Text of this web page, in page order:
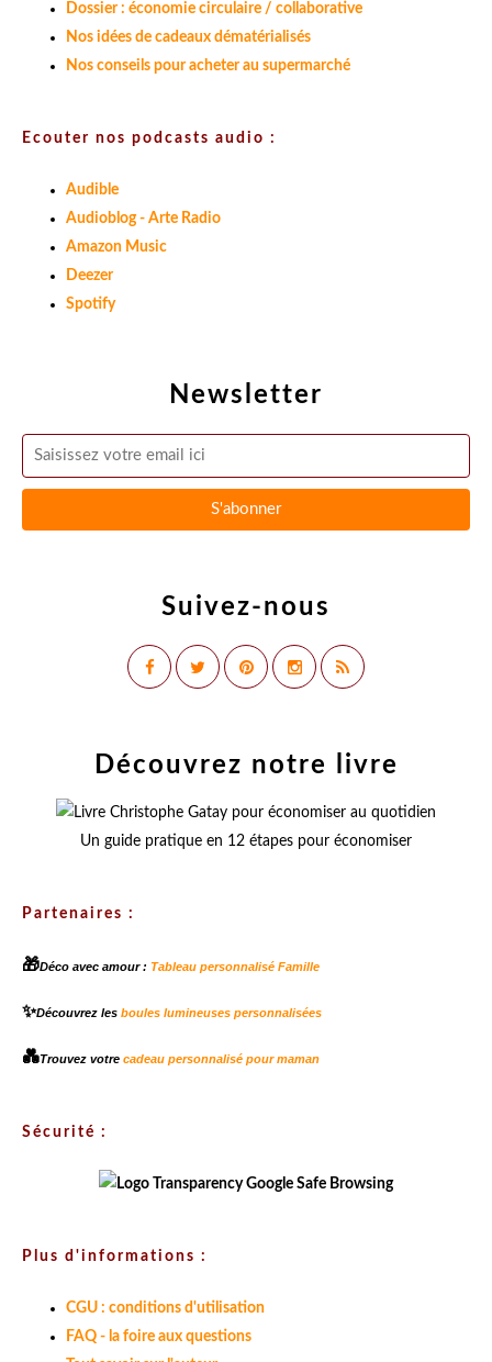
Newsletter
Suivez-nous
Dossier : économie circulaire / collaborative
Nos idées de cadeaux dématérialisés
Nos conseils pour acheter au supermarché
Ecouter nos podcasts audio :
Audible
Audioblog - Arte Radio
Amazon Music
Deezer
Spotify
Découvrez notre livre
Un guide pratique en 12 étapes pour économiser
Partenaires :
🎁Déco avec amour : Tableau personnalisé Famille
✨Découvrez les boules lumineuses personnalisées
💑Trouvez votre cadeau personnalisé pour maman
Sécurité :
Plus d'informations :
CGU : conditions d'utilisation
FAQ - la foire aux questions